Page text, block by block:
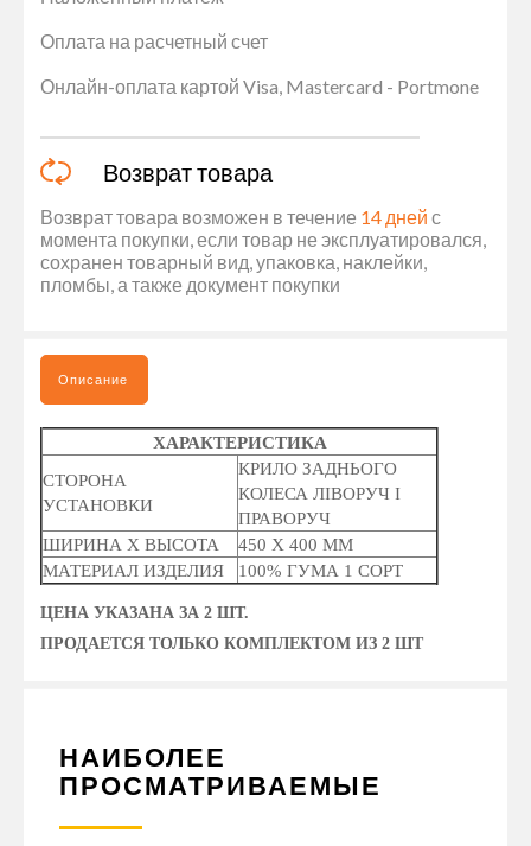
Оплата на расчетный счет
Онлайн-оплата картой Visa, Mastercard - Portmone
Возврат товара
Возврат товара возможен в течение 14 дней с
момента покупки, если товар не эксплуатировался,
сохранен товарный вид, упаковка, наклейки,
пломбы, а также документ покупки
Описание
ХАРАКТЕРИСТИКА
СТОРОНА
УСТАНОВКИ
КРИЛО ЗАДНЬОГО
КОЛЕСА ЛІВОРУЧ І
ПРАВОРУЧ
ШИРИНА Х ВЫСОТА
450 Х 400 ММ
МАТЕРИАЛ ИЗДЕЛИЯ
100% ГУМА 1 СОРТ
ЦЕНА УКАЗАНА ЗА 2 ШТ.
ПРОДАЕТСЯ ТОЛЬКО КОМПЛЕКТОМ ИЗ 2 ШТ
НАИБОЛЕЕ
ПРОСМАТРИВАЕМЫЕ